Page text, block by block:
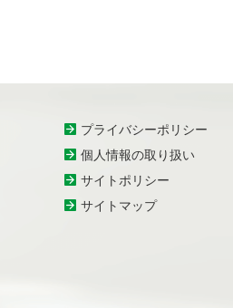
プライバシーポリシー
個人情報の取り扱い
サイトポリシー
サイトマップ